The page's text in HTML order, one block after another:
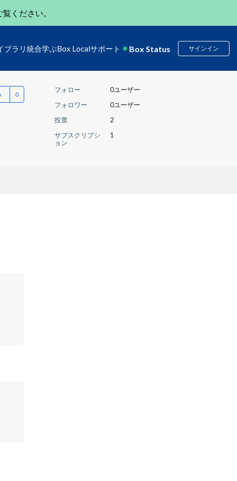
覧ください。
ブラリ 統合学ぶBox Localサポート Box Status サインイン
フォロー
0ユーザー
フォロワー
0ユーザー
投票
2
サブスクリプシ
ョン
1